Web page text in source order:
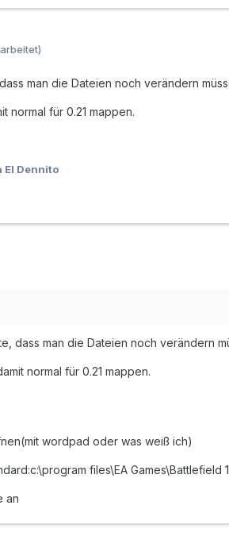
man die Dateien noch verändern
normal für 0.21 mappen.
El Dennito
dass man die Dateien noch verändern
normal für 0.21 mappen.
wordpad oder was weiß ich)
files\EA Games\Battlefield
an